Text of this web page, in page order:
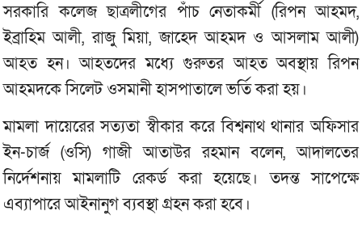
সরকারি কলেজ ছাত্রলীগের পাঁচ নেতাকর্মী (রিপন আহমদ,
ইব্রাহিম আলী, রাজু মিয়া, জাহেদ আহমদ ও আসলাম আলী)
আহত হন। আহতদের মধ্যে গুরুতর আহত অবস্থায় রিপন
আহমদকে সিলেট ওসমানী হাসপাতালে ভর্তি করা হয়।
মামলা দায়েরের সত্যতা স্বীকার করে বিশ্বনাথ থানার অফিসার
ইন-চার্জ (ওসি) গাজী আতাউর রহমান বলেন, আদালতের
নির্দেশনায় মামলাটি রেকর্ড করা হয়েছে। তদন্ত সাপেক্ষে
এব্যাপারে আইনানুগ ব্যবস্থা গ্রহন করা হবে।